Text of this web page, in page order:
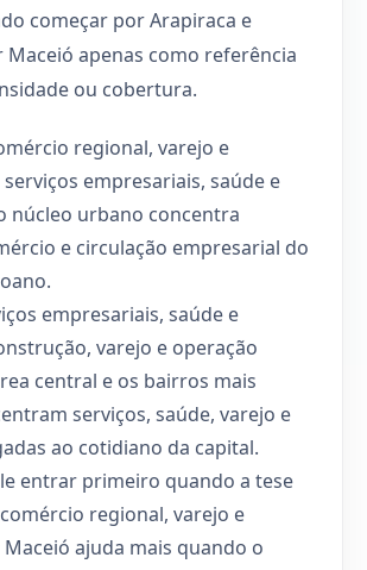
começar por Arapiraca e
Maceió apenas como referência
ou cobertura.
regional, varejo e
empresariais, saúde e
núcleo urbano concentra
e circulação empresarial do
empresariais, saúde e
varejo e operação
central e os bairros mais
serviços, saúde, varejo e
ao cotidiano da capital.
entrar primeiro quando a tese
regional, varejo e
ajuda mais quando o